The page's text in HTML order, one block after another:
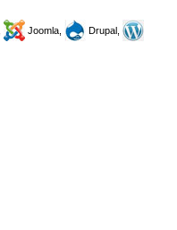
Joomla,
Drupal,